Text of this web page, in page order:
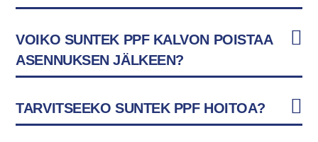
VOIKO SUNTEK PPF KALVON POISTAA
ASENNUKSEN JÄLKEEN?
TARVITSEEKO SUNTEK PPF HOITOA?